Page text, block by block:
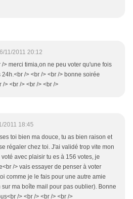
11/2011 20:12
/> merci timia,on ne peu voter qu'une fois
24h.<br /> <br /> <br /> bonne soirée
/> <br /> <br /> <br />
2011 18:45
toi bien ma douce, tu as bien raison et
régaler chez toi. J'ai validé trop vite mon
avec plaisir tu es à 156 votes, je
/> vais essayer de penser à voter
comme je le fais pour une autre amie
ma boîte mail pour pas oublier). Bonne
/> <br /> <br /> <br />